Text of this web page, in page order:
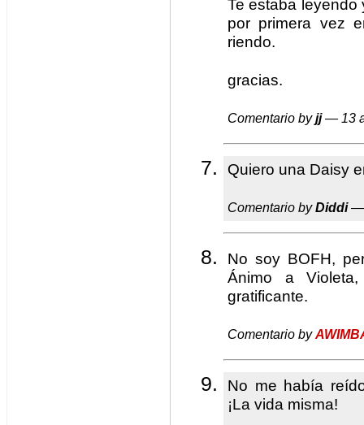
Te estaba
por primera vez
riendo.
gracias.
Comentario byjj— 13
Quiero una Daisy
Comentario byDiddi—
No soy BOFH,
Ánimo a
gratificante.
Comentario by
No me había
¡La vida misma!